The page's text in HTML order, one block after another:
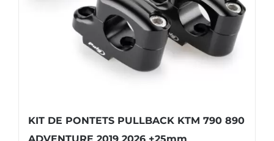
KIT DE PONTETS PULLBACK KTM 790 890
ADVENTURE 2019 2026 +25mm